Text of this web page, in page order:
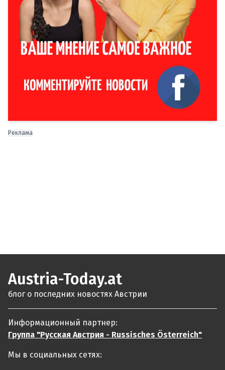
Реклама
Austria-Today.at
блог о последних новостях Австрии
Информационный партнер:
Группа "Русская Австрия - Russisches Österreich"
Мы в социальных сетях: